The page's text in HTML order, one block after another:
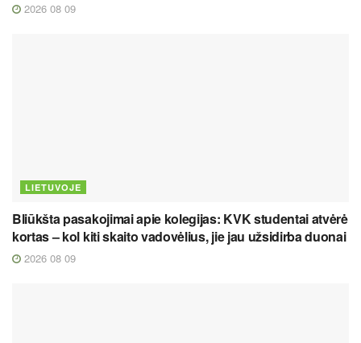
2026 08 09
LIETUVOJE
Bliūkšta pasakojimai apie kolegijas: KVK studentai atvėrė
kortas – kol kiti skaito vadovėlius, jie jau užsidirba duonai
2026 08 09